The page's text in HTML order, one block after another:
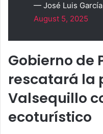
— José Luis García
August 5, 2025
Gobierno de
rescatará la
Valsequillo
ecoturístico